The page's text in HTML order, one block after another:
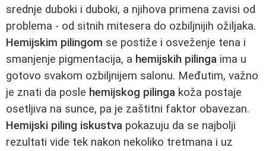
srednje duboki i duboki, a njihova primena zavisi od
problema - od sitnih mitesera do ozbiljnijih ožiljaka.
Hemijskim pilingom se postiže i osveženje tena i
smanjenje pigmentacija, a hemijskih pilinga ima u
gotovo svakom ozbiljnijem salonu. Međutim, važno
je znati da posle hemijskog pilinga koža postaje
osetljiva na sunce, pa je zaštitni faktor obavezan.
Hemijski piling iskustva pokazuju da se najbolji
rezultati vide tek nakon nekoliko tretmana i uz